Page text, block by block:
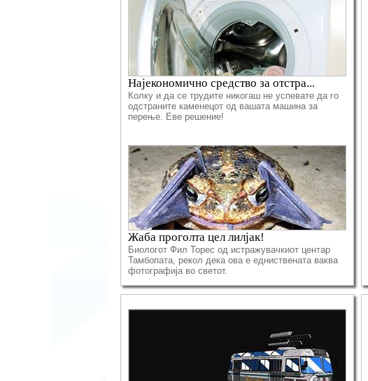
Најекономично средство за отстра...
Колку и да се трудите никогаш не успевате да го
одстраните каменецот од вашата машина за
перење. Еве решение!
Жаба проголта цел лилјак!
Биологот Фил Торес од истражувачкиот центар
Тамбопата, рекол дека ова е едниствената ваква
фотографија во светот.